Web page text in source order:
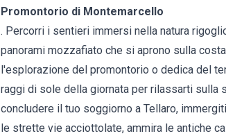
Promontorio di Montemarcello
. Percorri i sentieri immersi nella natura
panorami mozzafiato che si aprono sulla
l'esplorazione del promontorio o dedica del
raggi di sole della giornata per rilassarti sulla
concludere il tuo soggiorno a Tellaro,
le strette vie acciottolate, ammira le antiche